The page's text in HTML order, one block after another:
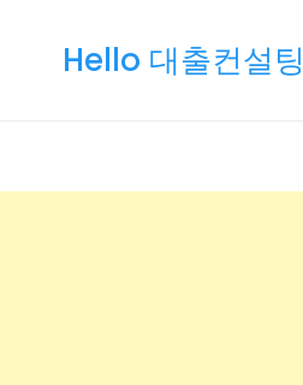
Hello 대출컨설팅